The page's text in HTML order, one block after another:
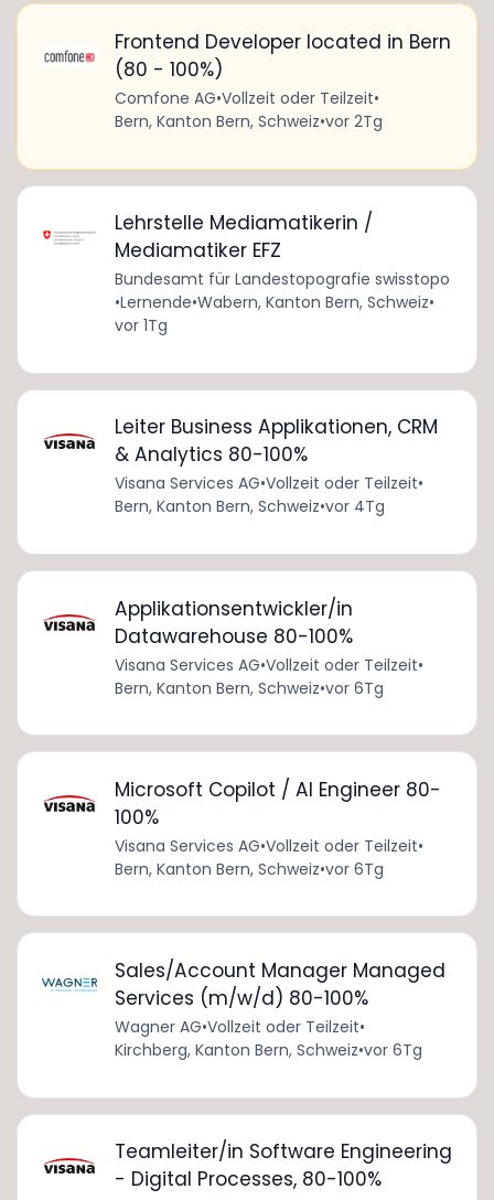
Frontend Developer located in Bern
(80 - 100%)
Comfone AG•Vollzeit oder Teilzeit•
Bern, Kanton Bern, Schweiz•vor 2Tg
Lehrstelle Mediamatikerin /
Mediamatiker EFZ
Bundesamt für Landestopografie swisstopo
•Lernende•Wabern, Kanton Bern, Schweiz•
vor 1Tg
Leiter Business Applikationen, CRM
& Analytics 80-100%
Visana Services AG•Vollzeit oder Teilzeit•
Bern, Kanton Bern, Schweiz•vor 4Tg
Applikationsentwickler/in
Datawarehouse 80-100%
Visana Services AG•Vollzeit oder Teilzeit•
Bern, Kanton Bern, Schweiz•vor 6Tg
Microsoft Copilot / AI Engineer 80-
100%
Visana Services AG•Vollzeit oder Teilzeit•
Bern, Kanton Bern, Schweiz•vor 6Tg
Sales/Account Manager Managed
Services (m/w/d) 80-100%
Wagner AG•Vollzeit oder Teilzeit•
Kirchberg, Kanton Bern, Schweiz•vor 6Tg
Teamleiter/in Software Engineering
- Digital Processes, 80-100%